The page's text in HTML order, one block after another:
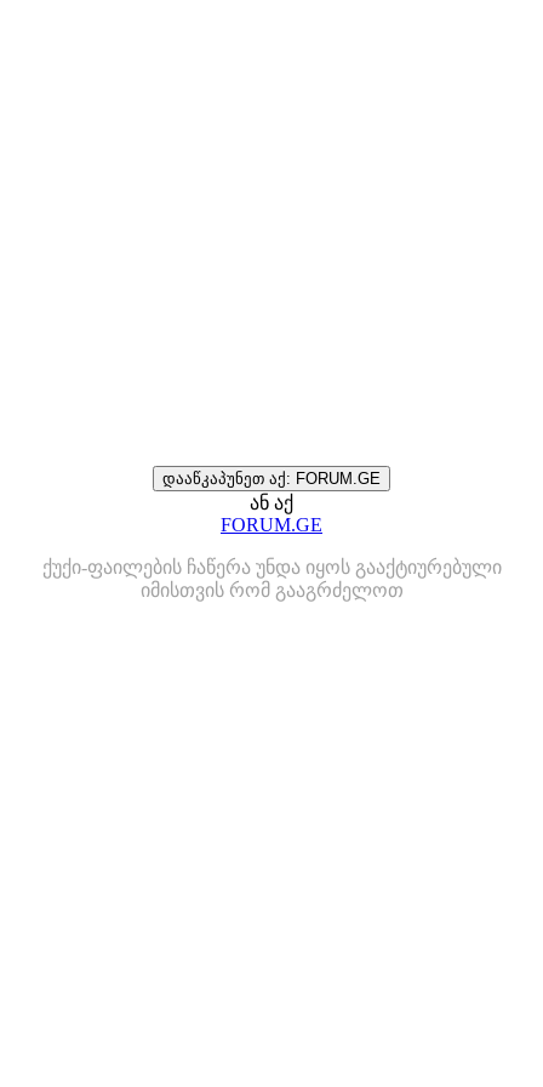
დააწკაპუნეთ აქ: FORUM.GE
ან აქ
FORUM.GE
ქუქი-ფაილების ჩაწერა უნდა იყოს გააქტიურებული
იმისთვის რომ გააგრძელოთ